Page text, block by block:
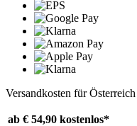
Versandkosten für Österreich
ab € 54,90 kostenlos*